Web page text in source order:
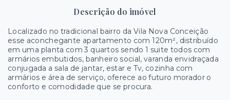
Descrição do imóvel
Localizado no tradicional bairro da Vila Nova Conceição
esse aconchegante apartamento com 120m², distribuído
em uma planta com 3 quartos sendo 1 suite todos com
armários embutidos, banheiro social, varanda envidraçada
conjugada a sala de jantar, estar e Tv, cozinha com
armários e área de serviço, oferece ao futuro morador o
conforto e comodidade que se procura.